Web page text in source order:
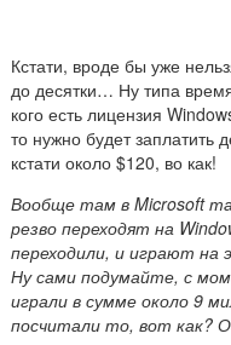
Кстати, вроде бы уже
до десятки… Ну типа
кого есть лицензия
то нужно будет заплатить
кстати около $120, во как!
Вообще там в Microsoft
резво переходят на
переходили, и играют на
Ну сами подумайте, с
играли в сумме около 9
посчитали то, вот как?